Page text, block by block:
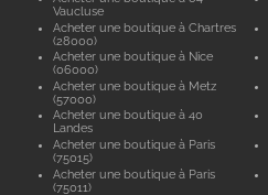
Vaucluse
Acheter une boutique à Chartres
(28000)
Acheter une boutique à Nice
(06000)
Acheter une boutique à Metz
(57000)
Acheter une boutique à 40
Landes
Acheter une boutique à Paris
(75015)
Acheter une boutique à Paris
(75011)